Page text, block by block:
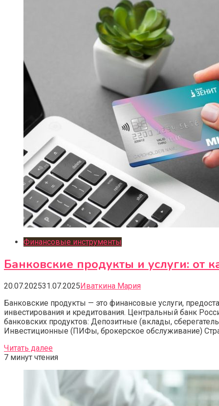
Финансовые инструменты
Банковские продукты и услуги: от
20.07.202531.07.2025 Иваткина Мария
Банковские продукты — это финансовые услуги,
инвестирования и кредитования. Центральный банк
банковских продуктов: Депозитные (вклады,
Инвестиционные (ПИФы, брокерское обслуживание)
Читать далее
7 минут чтения